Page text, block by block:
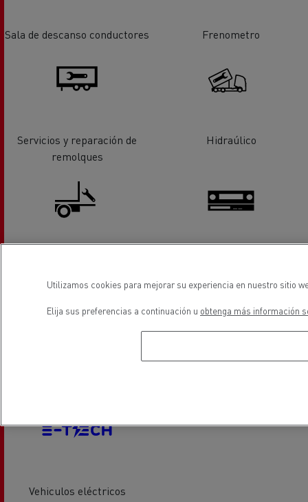
Sala de descanso conductores Frenometro
Servicios y reparación de
remolques
Hidraúlico
elevadores traseros
Vehiculos eléctricos
Utilizamos cookies para mejorar su experiencia en nuestro sitio
Elija sus preferencias a continuación u obtenga más información